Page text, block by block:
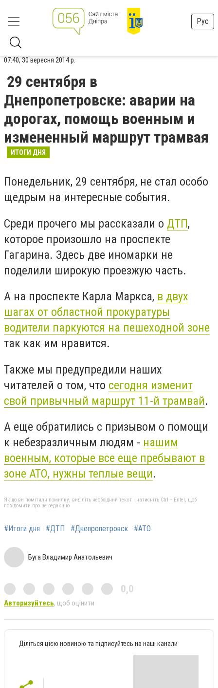
Рус
07:40, 30 вересня 2014 р.
29 сентября в
Днепропетровске: аварии на
дорогах, помощь военным и
измененный маршрут трамвая
ИТОГИ ДНЯ
Понедельник, 29 сентября, не стал особо
щедрым на интересные события.
Среди прочего мы рассказали о ДТП,
которое произошло на проспекте
Гагарина. Здесь две иномарки не
поделили широкую проезжую часть.
А на проспекте Карла Маркса, в двух
шагах от областной прокуратуры
водители паркуются на пешеходной зоне
так как им нравится.
Также мы предупредили наших
читателей о том, что сегодня изменит
свой привычный маршрут 11-й трамвай.
А еще обратились с призывом о помощи
к небезразличным людям - нашим
военным, которые все еще пребывают в
зоне АТО, нужны теплые вещи.
Якщо ви помітили помилку, виділіть необхідний текст і натисніть Ctrl + Enter, щоб
повідомити про це редакцію
#Итоги дня #ДТП #Днепропетровск #АТО
Буга Владимир Анатольевич
0,0
Авторизуйтесь, щоб оцінити
Діліться цією новиною та підписуйтесь на наші канали